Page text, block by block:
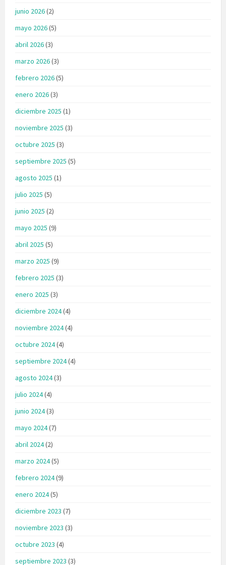
junio 2026(2)
mayo 2026(5)
abril 2026(3)
marzo 2026(3)
febrero 2026(5)
enero 2026(3)
diciembre 2025 (1)
noviembre 2025 (3)
octubre 2025 (3)
septiembre 2025 (5)
agosto 2025 (1)
julio 2025 (5)
junio 2025 (2)
mayo 2025 (9)
abril 2025 (5)
marzo 2025 (9)
febrero 2025 (3)
enero 2025 (3)
diciembre 2024(4)
noviembre 2024(4)
octubre 2024(4)
septiembre 2024(4)
agosto 2024(3)
julio 2024(4)
junio 2024(3)
mayo 2024(7)
abril 2024(2)
marzo 2024(5)
febrero 2024(9)
enero 2024(5)
diciembre 2023 (7)
noviembre 2023 (3)
octubre 2023 (4)
septiembre 2023 (3)